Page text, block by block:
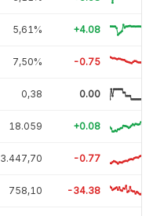
5,61% +4.08
7,50% -0.75
0,38 0.00
18.059 +0.08
3.447,70 -0.77
758,10 -34.38